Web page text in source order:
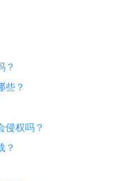
？
些？
侵权吗？
？